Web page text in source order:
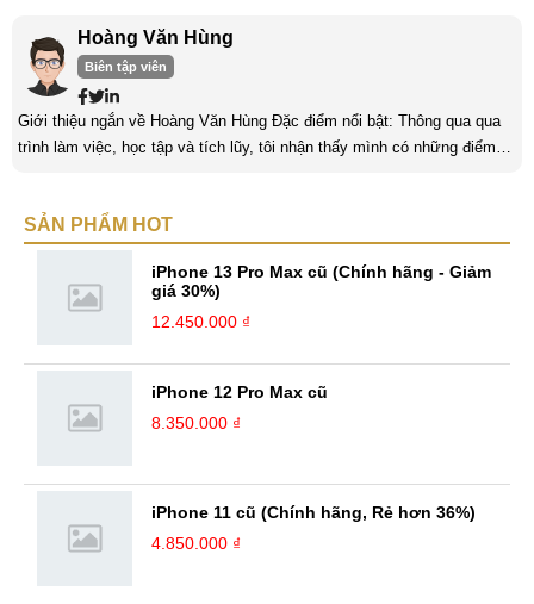
Hoàng Văn Hùng
Biên tập viên
Giới thiệu ngắn về Hoàng Văn Hùng Đặc điểm nổi bật: Thông qua qua
trình làm việc, học tập và tích lũy, tôi nhận thấy mình có những điểm
năng làm việc độc lập, làm việc nhóm tốt. Yêu thích chạy bộ, nghe
SẢN PHẨM HOT
iPhone 13 Pro Max cũ (Chính hãng - Giảm
giá 30%)
12.450.000 ₫
iPhone 12 Pro Max cũ
8.350.000 ₫
iPhone 11 cũ (Chính hãng, Rẻ hơn 36%)
4.850.000 ₫